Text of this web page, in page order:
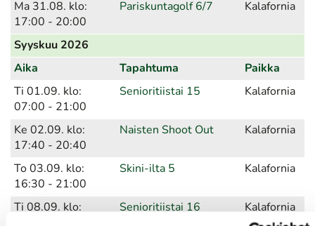
Ma 31.08. klo:
17:00 - 20:00
Pariskuntagolf 6/7 Kalafornia
Syyskuu 2026
Aika Tapahtuma Paikka
Ti 01.09. klo:
07:00 - 21:00
Senioritiistai 15 Kalafornia
Ke 02.09. klo:
17:40 - 20:40
Naisten Shoot Out Kalafornia
To 03.09. klo:
16:30 - 21:00
Skini-ilta 5 Kalafornia
Ti 08.09. klo:
Senioritiistai 16 Kalafornia